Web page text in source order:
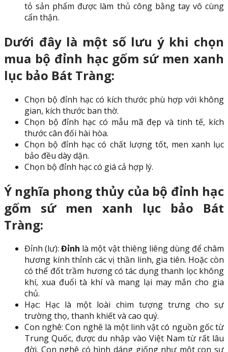
tỏ sản phẩm được làm thủ công bằng tay vô cùng
cẩn thận.
Dưới đây là một số lưu ý khi chọn
mua bộ đỉnh hạc gốm sứ men xanh
lục bảo Bát Tràng:
Chọn bộ đỉnh hạc có kích thước phù hợp với không
gian, kích thước ban thờ.
Chọn bộ đỉnh hạc có mẫu mã đẹp và tinh tế, kích
thước cân đối hài hòa.
Chọn bộ đỉnh hạc có chất lượng tốt, men xanh lục
bảo đều dày dặn.
Chọn bộ đỉnh hạc có giá cả hợp lý.
Ý nghĩa phong thủy của bộ đỉnh hạc
gốm sứ men xanh lục bảo Bát
Tràng:
Đỉnh (lư):Đỉnh là một vật thiêng liêng dùng để châm
hương kính thỉnh các vị thần linh, gia tiên. Hoặc còn
có thể đốt trầm hương có tác dụng thanh lọc không
khí, xua đuổi tà khí và mang lại may mắn cho gia
chủ.
Hạc: Hạc là một loài chim tượng trưng cho sự
trường thọ, thanh khiết và cao quý.
Con nghê: Con nghê là một linh vật có nguồn gốc từ
Trung Quốc, được du nhập vào Việt Nam từ rất lâu
đời. Con nghê có hình dáng giống như một con sư